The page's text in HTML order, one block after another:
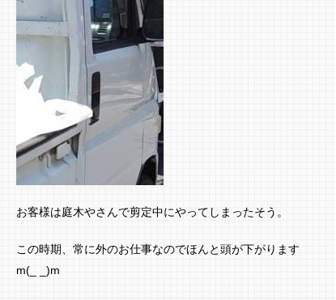
お客様は庭木やさんで剪定中にやってしまったそう。
この時期、常に外のお仕事なのでほんと頭が下がります
m(_ _)m